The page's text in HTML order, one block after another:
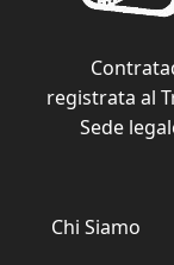
registrata al
Sede
Chi Siamo